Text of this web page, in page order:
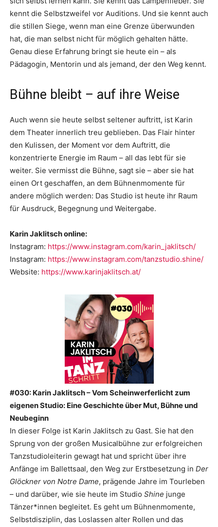
kennt die Selbstzweifel vor Auditions. Und sie kennt auch
die stillen Siege, wenn man eine Grenze überwunden
hat, die man selbst nicht für möglich gehalten hätte.
Genau diese Erfahrung bringt sie heute ein – als
Pädagogin, Mentorin und als jemand, der den Weg kennt.
Bühne bleibt – auf ihre Weise
Auch wenn sie heute selbst seltener auftritt, ist Karin
dem Theater innerlich treu geblieben. Das Flair hinter
den Kulissen, der Moment vor dem Auftritt, die
konzentrierte Energie im Raum – all das lebt für sie
weiter. Sie vermisst die Bühne, sagt sie – aber sie hat
einen Ort geschaffen, an dem Bühnenmomente für
andere möglich werden: Das Studio ist heute ihr Raum
für Ausdruck, Begegnung und Weitergabe.
Karin Jaklitsch online:
Instagram: ⁠https://www.instagram.com/karin_jaklitsch/⁠
Instagram: ⁠https://www.instagram.com/tanzstudio.shine/⁠
Website: ⁠https://www.karinjaklitsch.at/
#030: Karin Jaklitsch – Vom Scheinwerferlicht zum
eigenen Studio: Eine Geschichte über Mut, Bühne und
Neubeginn
In dieser Folge ist Karin Jaklitsch zu Gast. Sie hat den
Sprung von der großen Musicalbühne zur erfolgreichen
Tanzstudioleiterin gewagt hat und spricht über ihre
Anfänge im Ballettsaal, den Weg zur Erstbesetzung in Der
Glöckner von Notre Dame, prägende Jahre im Tourleben
– und darüber, wie sie heute im Studio Shine junge
Tänzer*innen begleitet. Es geht um Bühnenmomente,
Selbstdisziplin, das Loslassen alter Rollen und das